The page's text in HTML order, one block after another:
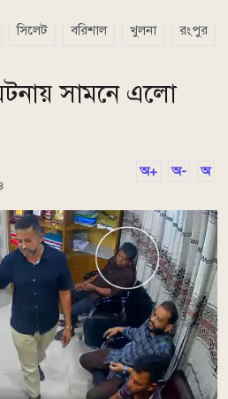
সিলেট বরিশাল খুলনা রংপুর
সামনে এলো
অ+ অ- অ